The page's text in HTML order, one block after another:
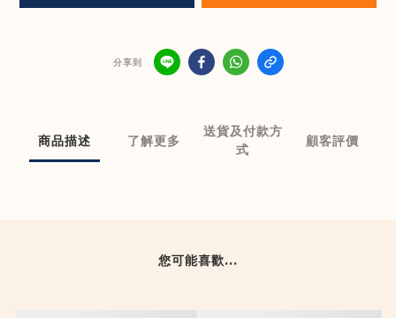
分享到
商品描述 了解更多
送貨及付款方
式
顧客評價
您可能喜歡...